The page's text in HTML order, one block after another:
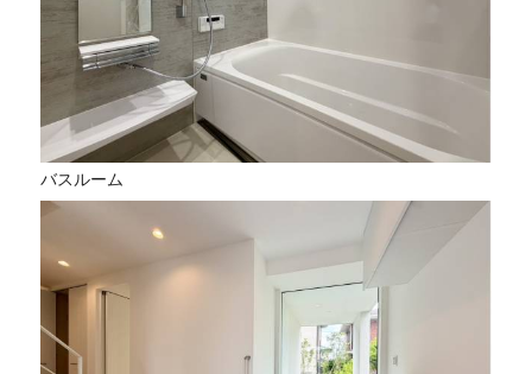
バスルーム